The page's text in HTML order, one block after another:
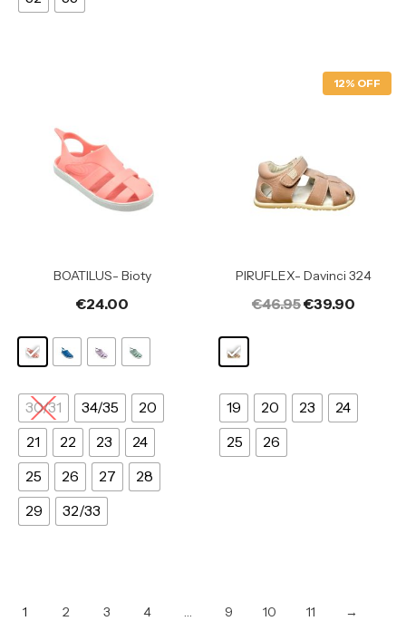
BOATILUS- Bioty
€24.00
30/31 34/35
20
21
22 23
24
25
26 27
28
29
32/33
12% OFF
PIRUFLEX- Davinci 324
€46.95€39.90
19 20 23
24
25
26
1 2 3 4 … 9 10 11 →